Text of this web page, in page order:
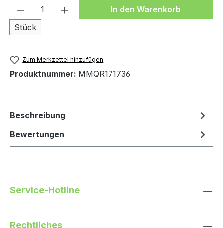
Produkt Anzahl: Gib den
Stück
In den Warenkorb
Zum Merkzettel hinzufügen
Produktnummer: MMQR171736
Beschreibung
Bewertungen
Service-Hotline
Rechtliches